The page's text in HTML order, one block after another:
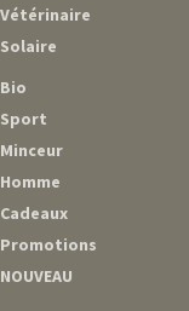
Vétérinaire
Solaire
Bio
Sport
Minceur
Homme
Cadeaux
Promotions
NOUVEAU